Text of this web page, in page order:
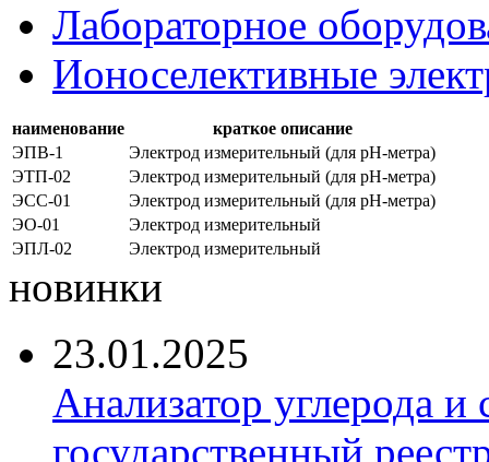
Лабораторное
Ионоселективные
наименование
краткое описание
ЭПВ-1
Электрод измерительный (для рН-метра)
ЭТП-02
Электрод измерительный (для рН-метра)
ЭСС-01
Электрод измерительный (для рН-метра)
ЭО-01
Электрод измерительный
ЭПЛ-02
Электрод измерительный
новинки
23.01.2025
Анализатор углерода
государственный